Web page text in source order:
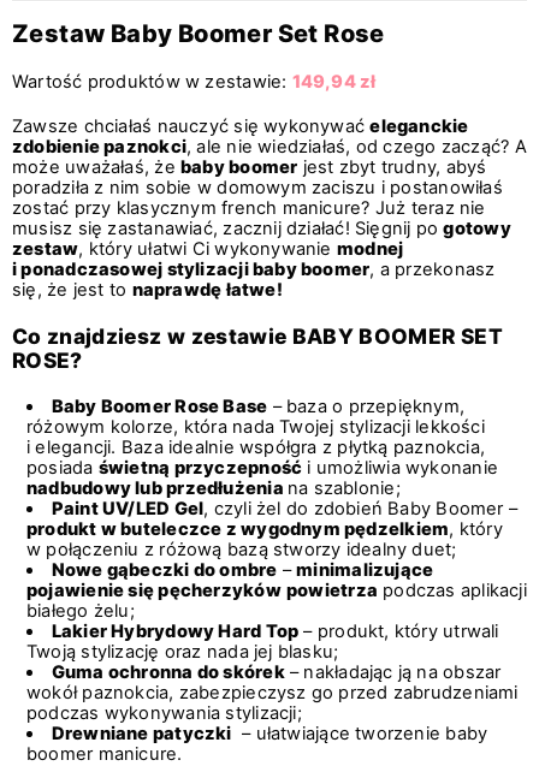
Zestaw Baby Boomer Set Rose
Wartość produktów w zestawie: 149,94 zł
Zawsze chciałaś nauczyć się wykonywaćeleganckie
zdobienie paznokci, ale nie wiedziałaś, od czego zacząć? A
może uważałaś, że baby boomer jest zbyt trudny, abyś
poradziła z nim sobie w domowym zaciszu i postanowiłaś
zostać przy klasycznym french manicure? Już teraz nie
musisz się zastanawiać, zacznij działać! Sięgnij pogotowy
zestaw, który ułatwi Ci wykonywanie modnej
i ponadczasowej stylizacji baby boomer, a przekonasz
się, że jest to naprawdę łatwe!
Co znajdziesz w zestawie BABY BOOMER SET
ROSE?
Baby Boomer Rose Base – baza o przepięknym,
różowym kolorze, która nada Twojej stylizacji lekkości
i elegancji. Baza idealnie współgra z płytką paznokcia,
posiada świetną przyczepność i umożliwia wykonanie
nadbudowy lub przedłużenia na szablonie;
Paint UV/LED Gel, czyli żel do zdobień Baby Boomer –
produkt w buteleczce z wygodnym pędzelkiem, który
w połączeniu z różową bazą stworzy idealny duet;
Nowe gąbeczki do ombre –minimalizujące
pojawienie się pęcherzyków powietrza podczas aplikacji
białego żelu;
Lakier Hybrydowy Hard Top – produkt, który utrwali
Twoją stylizację oraz nada jej blasku;
Guma ochronna do skórek– nakładając ją na obszar
wokół paznokcia, zabezpieczysz go przed zabrudzeniami
podczas wykonywania stylizacji;
Drewniane patyczki – ułatwiające tworzenie baby
boomer manicure.